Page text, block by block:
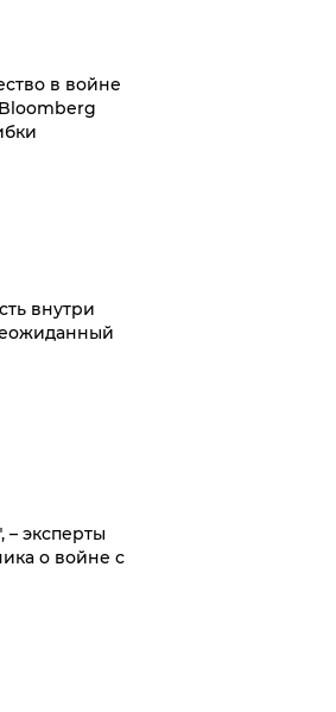
в войне
внутри
– эксперты
о войне с